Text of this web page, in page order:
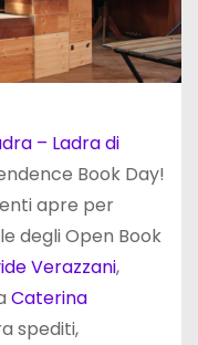
– Ladra di
Book Day!
apre per
degli Open Book
Verazzani,
Caterina
spediti,